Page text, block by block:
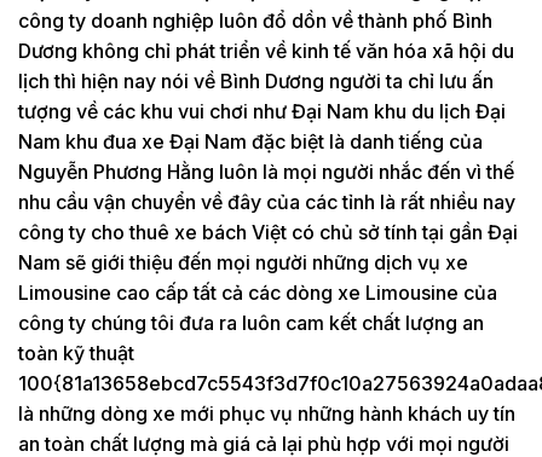
công ty doanh nghiệp luôn đổ dồn về thành phố Bình
Dương không chỉ phát triển về kinh tế văn hóa xã hội du
lịch thì hiện nay nói về Bình Dương người ta chỉ lưu ấn
tượng về các khu vui chơi như Đại Nam khu du lịch Đại
Nam khu đua xe Đại Nam đặc biệt là danh tiếng của
Nguyễn Phương Hằng luôn là mọi người nhắc đến vì thế
nhu cầu vận chuyển về đây của các tỉnh là rất nhiều nay
công ty cho thuê xe bách Việt có chủ sở tính tại gần Đại
Nam sẽ giới thiệu đến mọi người những dịch vụ xe
Limousine cao cấp tất cả các dòng xe Limousine của
công ty chúng tôi đưa ra luôn cam kết chất lượng an
toàn kỹ thuật
là những dòng xe mới phục vụ những hành khách uy tín
an toàn chất lượng mà giá cả lại phù hợp với mọi người